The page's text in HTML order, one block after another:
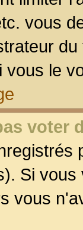
vous
vous le
voter
Si
vous